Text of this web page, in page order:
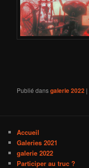
Publié dansgalerie 2022 |
Accueil
Galeries 2021
galerie 2022
Participer au truc ?